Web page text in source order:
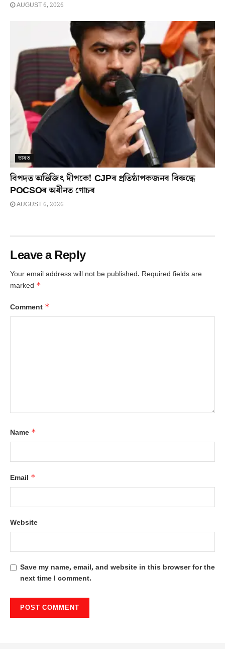
AUGUST 6, 2026
ভাৰত
বিপদত অভিজিৎ দীপকে! CJPৰ প্ৰতিষ্ঠাপকজনৰ বিৰুদ্ধে
POCSOৰ অধীনত গোচৰ
AUGUST 6, 2026
Leave a Reply
Your email address will not be published. Required fields are
marked *
Comment *
Name *
Email *
Website
Save my name, email, and website in this browser for the
next time I comment.